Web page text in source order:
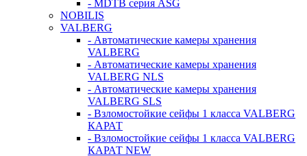
- MDTB серия ASG
NOBILIS
VALBERG
- Автоматические камеры хранения
VALBERG
- Автоматические камеры хранения
VALBERG NLS
- Автоматические камеры хранения
VALBERG SLS
- Взломостойкие сейфы 1 класса VALBERG
КАРАТ
- Взломостойкие сейфы 1 класса VALBERG
КАРАТ NEW